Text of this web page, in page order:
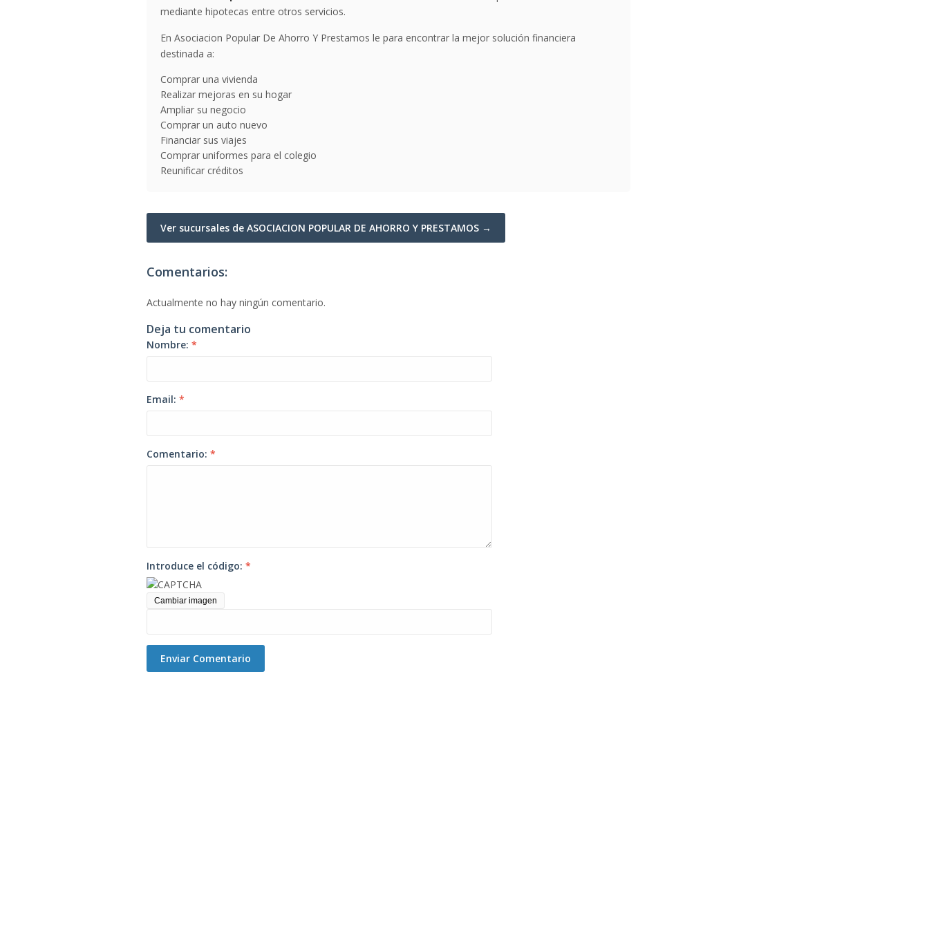
mediante hipotecas entre otros servicios.
En Asociacion Popular De Ahorro Y Prestamos le para encontrar la mejor solución financiera
destinada a:
Comprar una vivienda
Realizar mejoras en su hogar
Ampliar su negocio
Comprar un auto nuevo
Financiar sus viajes
Comprar uniformes para el colegio
Reunificar créditos
Ver sucursales de ASOCIACION POPULAR DE AHORRO Y PRESTAMOS →
Comentarios:
Actualmente no hay ningún comentario.
Deja tu comentario
Nombre: *
Email: *
Comentario: *
Introduce el código: *
Cambiar imagen
Enviar Comentario